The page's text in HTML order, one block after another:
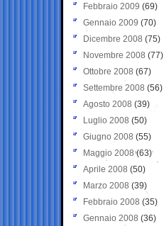
Febbraio 2009 (69)
Gennaio 2009 (70)
Dicembre 2008 (75)
Novembre 2008 (77)
Ottobre 2008 (67)
Settembre 2008 (56)
Agosto 2008 (39)
Luglio 2008 (50)
Giugno 2008 (55)
Maggio 2008(63)
Aprile 2008 (50)
Marzo 2008 (39)
Febbraio 2008 (35)
Gennaio 2008 (36)